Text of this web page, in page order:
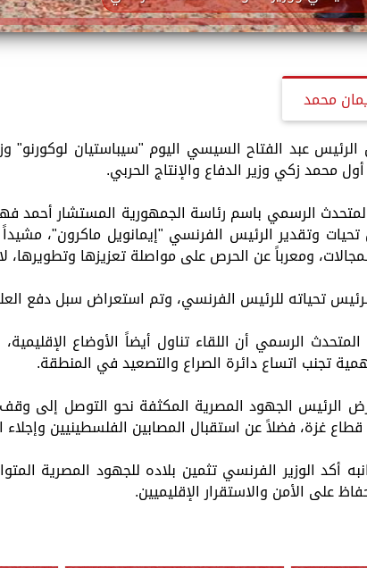
محمد
الرئيس عبد الفتاح السيسي اليوم "سيباستيان لوكورنو"
محمد زكي وزير الدفاع والإنتاج الحربي.
الرسمي باسم رئاسة الجمهورية المستشار أحمد
تحيات وتقدير الرئيس الفرنسي "إيمانويل ماكرون"، مشيداً
ومعرباً عن الحرص على مواصلة تعزيزها
تحياته للرئيس الفرنسي، وتم استعراض سبل دفع
الرسمي أن اللقاء تناول أيضاً الأوضاع
تجنب اتساع دائرة الصراع والتصعيد في المنطقة.
الرئيس الجهود المصرية المكثفة نحو التوصل إلى وقف
غزة، فضلاً عن استقبال المصابين الفلسطينيين وإجلاء
أكد الوزير الفرنسي تثمين بلاده للجهود المصرية
على الأمن والاستقرار الإقليميين.